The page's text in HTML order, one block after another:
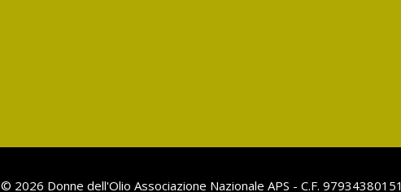
© 2026 Donne dell'Olio Associazione Nazionale APS - C.F. 97934380151